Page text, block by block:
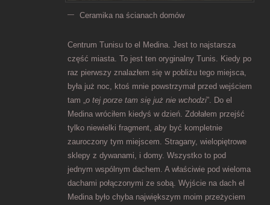
Ceramika na ścianach domów
Centrum Tunisu to el Medina. Jest to najstarsza
część miasta. To jest ten oryginalny Tunis. Kiedy po
raz pierwszy znalazłem się w pobliżu tego miejsca,
była już noc, ktoś mnie powstrzymał przed wejściem
tam „ o tej porze tam się już nie wchodzi”. Do el
Medina wróciłem kiedyś w dzień. Zdołałem przejść
tylko niewielki fragment, aby być kompletnie
zauroczony tym miejscem. Stragany, wielopiętrowe
sklepy z dywanami, i domy. Wszystko to pod
jednym wspólnym dachem. A właściwie pod wieloma
dachami połączonymi ze sobą. Wyjście na dach el
Medina było chyba największym moim przeżyciem